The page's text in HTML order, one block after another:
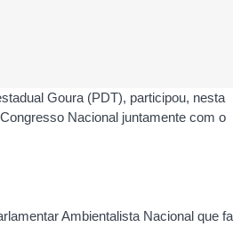
Goura (PDT), participou, nesta
Nacional juntamente com o
Ambientalista Nacional que